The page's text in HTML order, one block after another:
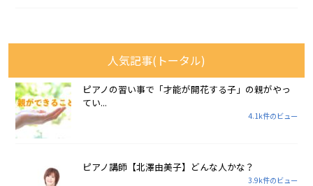
人気記事(トータル)
ピアノの習い事で「才能が開花する子」の親がやっ
てい...
4.1k件のビュー
ピアノ講師【北澤由美子】どんな人かな？
3.9k件のビュー